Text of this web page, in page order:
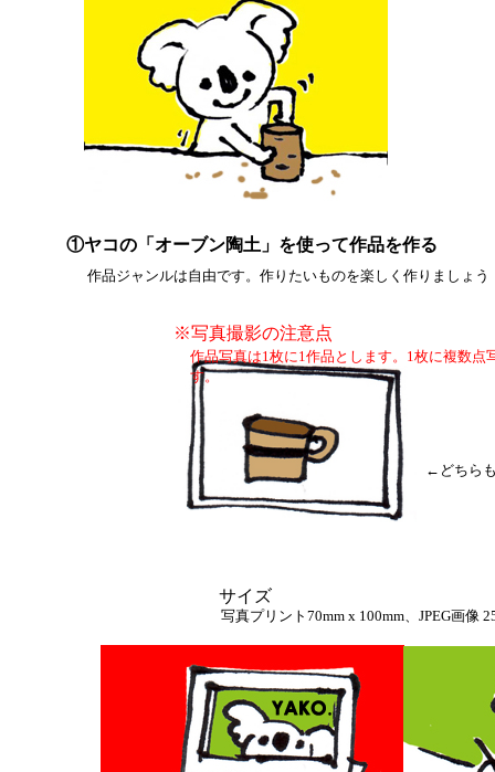
←どちら
作品写真は1枚に1作品とします。1枚に複数
す。
※写真撮影の注意点
写真プリント70mm x 100mm、JPEG画像
サイズ
①ヤコの「オーブン陶土」を使って作品を作る
作品ジャンルは自由です。作りたいものを楽しく作りましょう